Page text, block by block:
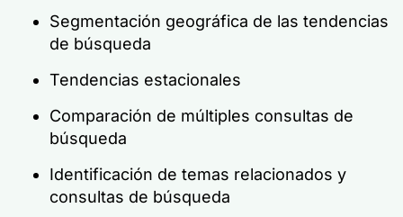
Segmentación geográfica de las tendencias
de búsqueda
Tendencias estacionales
Comparación de múltiples consultas de
búsqueda
Identificación de temas relacionados y
consultas de búsqueda